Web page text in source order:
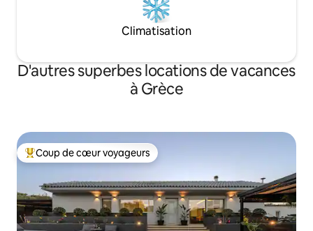
Climatisation
D'autres superbes locations de vacances
à Grèce
Coup de cœur voyageurs parmi les plus aimés
Coup de cœur voyageurs